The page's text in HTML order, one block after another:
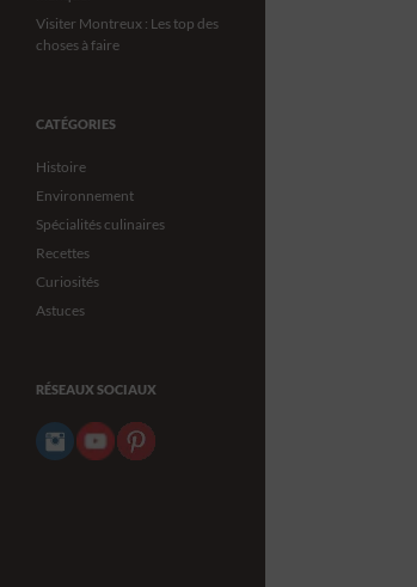
Visiter Montreux : Les top des
choses à faire
CATÉGORIES
Histoire
Environnement
Spécialités culinaires
Recettes
Curiosités
Astuces
RÉSEAUX SOCIAUX